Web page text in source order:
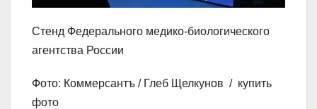
Стенд Федерального медико-биологического
агентства России
Фото: Коммерсантъ / Глеб Щелкунов / купить
фото